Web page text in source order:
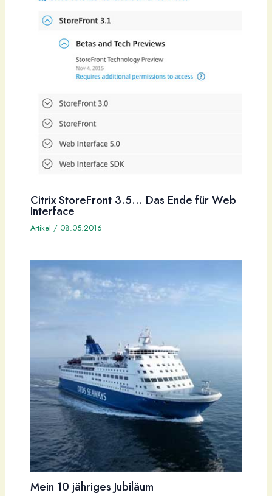
Citrix StoreFront 3.5… Das Ende für Web
Interface
Artikel / 08.05.2016
Mein 10 jähriges Jubiläum